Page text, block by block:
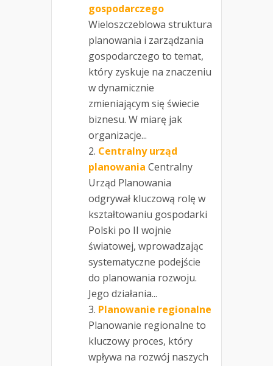
gospodarczego
Wieloszczeblowa struktura
planowania i zarządzania
gospodarczego to temat,
który zyskuje na znaczeniu
w dynamicznie
zmieniającym się świecie
biznesu. W miarę jak
organizacje...
Centralny urząd
planowania Centralny
Urząd Planowania
odgrywał kluczową rolę w
kształtowaniu gospodarki
Polski po II wojnie
światowej, wprowadzając
systematyczne podejście
do planowania rozwoju.
Jego działania...
Planowanie regionalne
Planowanie regionalne to
kluczowy proces, który
wpływa na rozwój naszych